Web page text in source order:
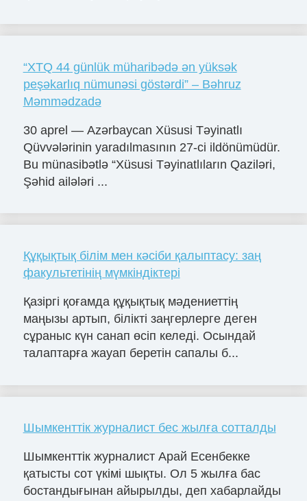
“XTQ 44 günlük müharibədə ən yüksək
peşəkarlıq nümunəsi göstərdi” – Bəhruz
Məmmədzadə
30 aprel — Azərbaycan Xüsusi Təyinatlı
Qüvvələrinin yaradılmasının 27-ci ildönümüdür.
Bu münasibətlə “Xüsusi Təyinatlıların Qaziləri,
Şəhid ailələri ...
Құқықтық білім мен кәсіби қалыптасу: заң
факультетінің мүмкіндіктері
Қазіргі қоғамда құқықтық мәдениеттің
маңызы артып, білікті заңгерлерге деген
сұраныс күн санап өсіп келеді. Осындай
талаптарға жауап беретін сапалы б...
Шымкенттік журналист бес жылға сотталды
Шымкенттік журналист Арай Есенбекке
қатысты сот үкімі шықты. Ол 5 жылға бас
бостандығынан айырылды, деп хабарлайды